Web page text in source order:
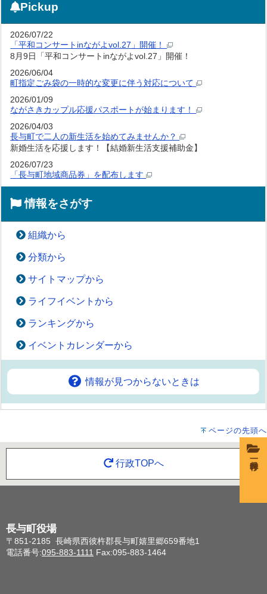
Pickup
2026/07/22
「平和コンサートinながよvol.27」開催！
8月9日「平和コンサートinながよvol.27」開催！
2026/06/04
町指定ごみ袋の一時的な変更に伴う対応について
2026/01/09
ながさきカップル応援パスポートが始まります！
2026/04/03
長与町で二人の新生活を始めてみませんか？
新婚生活を応援します！【結婚新生活支援補助金】
2026/07/23
「長与町地域商品券」を配布します
情報をさがす
組織から
分類から
サイトマップから
ライフイベントから
ランキングから
イベントカレンダーから
情報が見つからないときは
ページの先頭へ
行政TOPへ
長与町役場
〒851-2185 長崎県西彼杵郡長与町嬉里郷659番地1
電話番号:095-883-1111 Fax:095-883-1464